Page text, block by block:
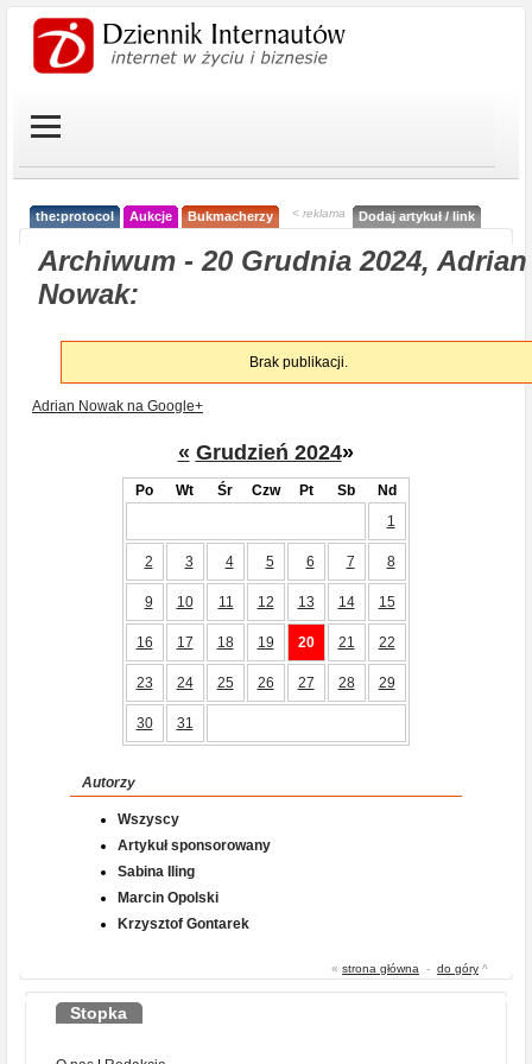
the:protocol Aukcje Bukmacherzy < reklama Dodaj artykuł / link
Archiwum - 20 Grudnia 2024, Adrian
Nowak:
Brak publikacji.
Adrian Nowak na Google+
« Grudzień 2024»
Po Wt Śr Czw Pt Sb
Nd
1
2 3 4 5 6 7 8
9 10 11 12 13 14 15
16 17 18 19 20 21 22
23 24 25 26 27 28 29
30 31
Autorzy
Wszyscy
Artykuł sponsorowany
Sabina Iling
Marcin Opolski
Krzysztof Gontarek
« strona główna - do góry ^
Stopka